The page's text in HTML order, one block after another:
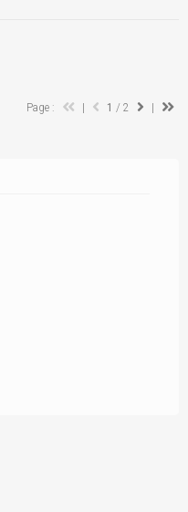
Page : 1 / 2